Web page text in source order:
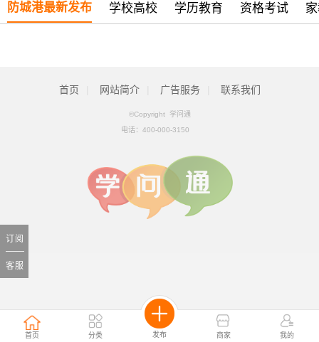
首页 分类 发布 商家 我的
防城港最新发布 学校高校 学历教育 资格考试
订阅
客服
首页 网站简介 广告服务 联系我们
©Copyright 学问通
电话： 400-000-3150